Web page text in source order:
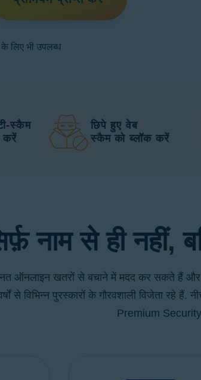
के लिए भी उपलब्ध
स्कैम
करें
छिपे हुए वेब
स्कैम को ब्लॉक करें
नाम से ही नहीं,
ऑनलाइन खतरों से बचाने में मदद कर सकते हैं और
से विभिन्न पुरस्कारों के गौरवशाली विजेता रहे
Premium Security